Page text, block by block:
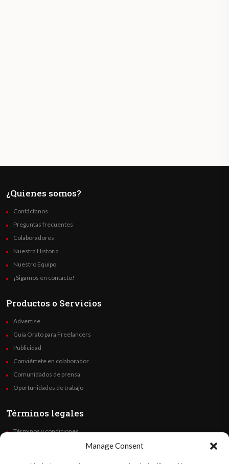
Manage Consent
¿Quienes somos?
Contáctanos
Preguntas frecuentes
Colaboradores
Nuestra Historia
Nuestro Equipo
¡Sigamos en contacto!
Productos o Servicios
Advertise
Guía Orato para Freelancers
Publicidad
Conviértete en colaborador
Comunidados de prensa
Oportunidades de trabajo
Términos legales
Términos y condiciones